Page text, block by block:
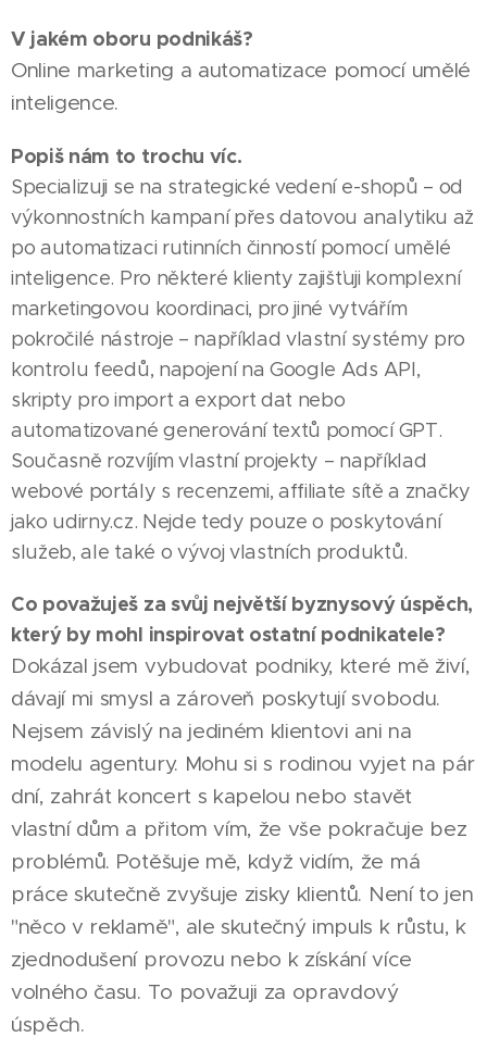
V jakém oboru podnikáš?
Online marketing a automatizace pomocí umělé
inteligence.
Popiš nám to trochu víc.
Specializuji se na strategické vedení e-shopů – od
výkonnostních kampaní přes datovou analytiku až
po automatizaci rutinních činností pomocí umělé
inteligence. Pro některé klienty zajišťuji komplexní
marketingovou koordinaci, pro jiné vytvářím
pokročilé nástroje – například vlastní systémy pro
kontrolu feedů, napojení na Google Ads API,
skripty pro import a export dat nebo
automatizované generování textů pomocí GPT.
Současně rozvíjím vlastní projekty – například
webové portály s recenzemi, affiliate sítě a značky
jako udirny.cz. Nejde tedy pouze o poskytování
služeb, ale také o vývoj vlastních produktů.
Co považuješ za svůj největší byznysový úspěch,
který by mohl inspirovat ostatní podnikatele?
Dokázal jsem vybudovat podniky, které mě živí,
dávají mi smysl a zároveň poskytují svobodu.
Nejsem závislý na jediném klientovi ani na
modelu agentury. Mohu si s rodinou vyjet na pár
dní, zahrát koncert s kapelou nebo stavět
vlastní dům a přitom vím, že vše pokračuje bez
problémů. Potěšuje mě, když vidím, že má
práce skutečně zvyšuje zisky klientů. Není to jen
"něco v reklamě", ale skutečný impuls k růstu, k
zjednodušení provozu nebo k získání více
volného času. To považuji za opravdový
úspěch.